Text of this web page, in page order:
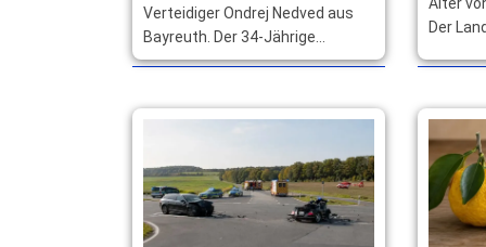
Verteidiger Ondrej Nedved aus
Bayreuth. Der 34-Jährige
unterschreibt beim ERV
zwei Spielzeiten. … mehr
Der